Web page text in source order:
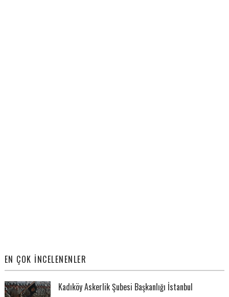
EN ÇOK İNCELENENLER
Kadıköy Askerlik Şubesi Başkanlığı İstanbul